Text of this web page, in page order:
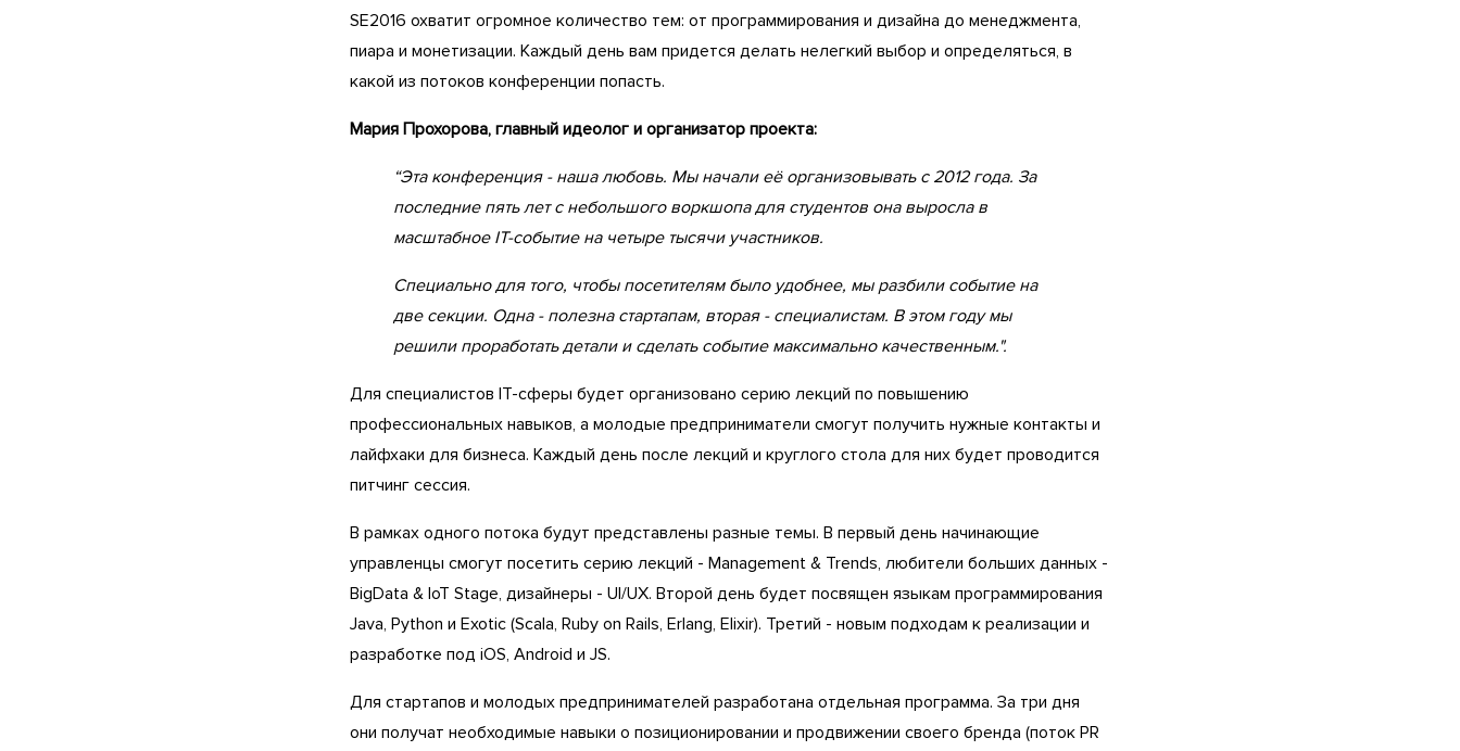
SE2016 охватит огромное количество тем: от программирования и дизайна до менеджмента,
пиара и монетизации. Каждый день вам придется делать нелегкий выбор и определяться, в
какой из потоков конференции попасть.
Мария Прохорова, главный идеолог и организатор проекта:
“Эта конференция - наша любовь. Мы начали её организовывать с 2012 года. За
последние пять лет с небольшого воркшопа для студентов она выросла в
масштабное IT-событие на четыре тысячи участников.
Специально для того, чтобы посетителям было удобнее, мы разбили событие на
две секции. Одна - полезна стартапам, вторая - специалистам. В этом году мы
решили проработать детали и сделать событие максимально качественным.".
Для специалистов IT-сферы будет организовано серию лекций по повышению
профессиональных навыков, а молодые предприниматели смогут получить нужные контакты и
лайфхаки для бизнеса. Каждый день после лекций и круглого стола для них будет проводится
питчинг сессия.
В рамках одного потока будут представлены разные темы. В первый день начинающие
управленцы смогут посетить серию лекций - Management & Trends, любители больших данных -
BigData & IoT Stage, дизайнеры - UI/UX. Второй день будет посвящен языкам программирования
Java, Python и Exotic (Scala, Ruby on Rails, Erlang, Elixir). Третий - новым подходам к реализации и
разработке под iOS, Android и JS.
Для стартапов и молодых предпринимателей разработана отдельная программа. За три дня
они получат необходимые навыки о позиционировании и продвижении своего бренда (поток PR